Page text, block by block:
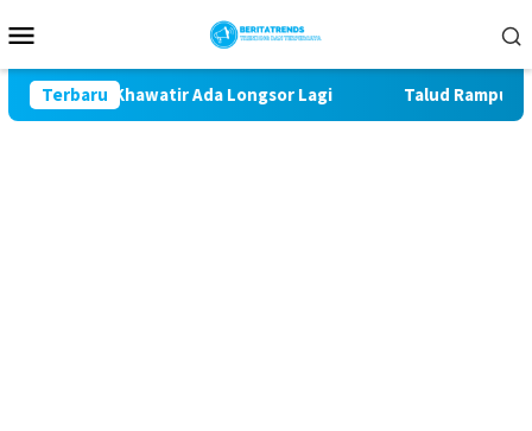
ke
Mobile
Terbaru
Khawatir Ada Longsor Lagi Talud Rampung, Satgas